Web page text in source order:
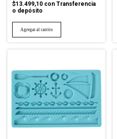
$13.499,10 con Transferencia
o depósito